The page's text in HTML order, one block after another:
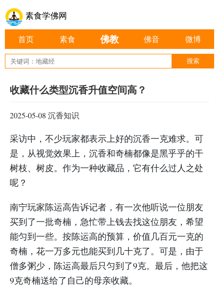
素食学佛网
首页 素食 佛教 佛音 微博
收藏什么类型沉香升值空间高？
2025-05-08 沉香知识
采访中，不少玩家都表示上好的沉香一克难求。可
是，从视觉效果上，沉香和奇楠都像是黑乎乎的干
树枝、树皮。作为一种收藏品，它有什么过人之处
呢？
南宁玩家陈运高告诉记者，有一次他听说一位朋友
买到了一批奇楠，急忙带上钱去找这位朋友，希望
能匀到一些。按陈运高的预算，价值几百元一克的
奇楠，花一万多元也能买到几十克了。可是，由于
僧多粥少，陈运高最后只匀到了9克。最后，他把这
9克奇楠送给了自己的母亲收藏。